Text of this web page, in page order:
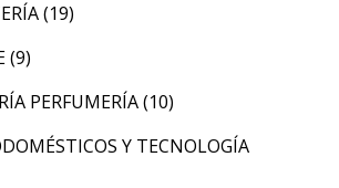
(19)
(9)
PERFUMERÍA(10)
Y TECNOLOGÍA